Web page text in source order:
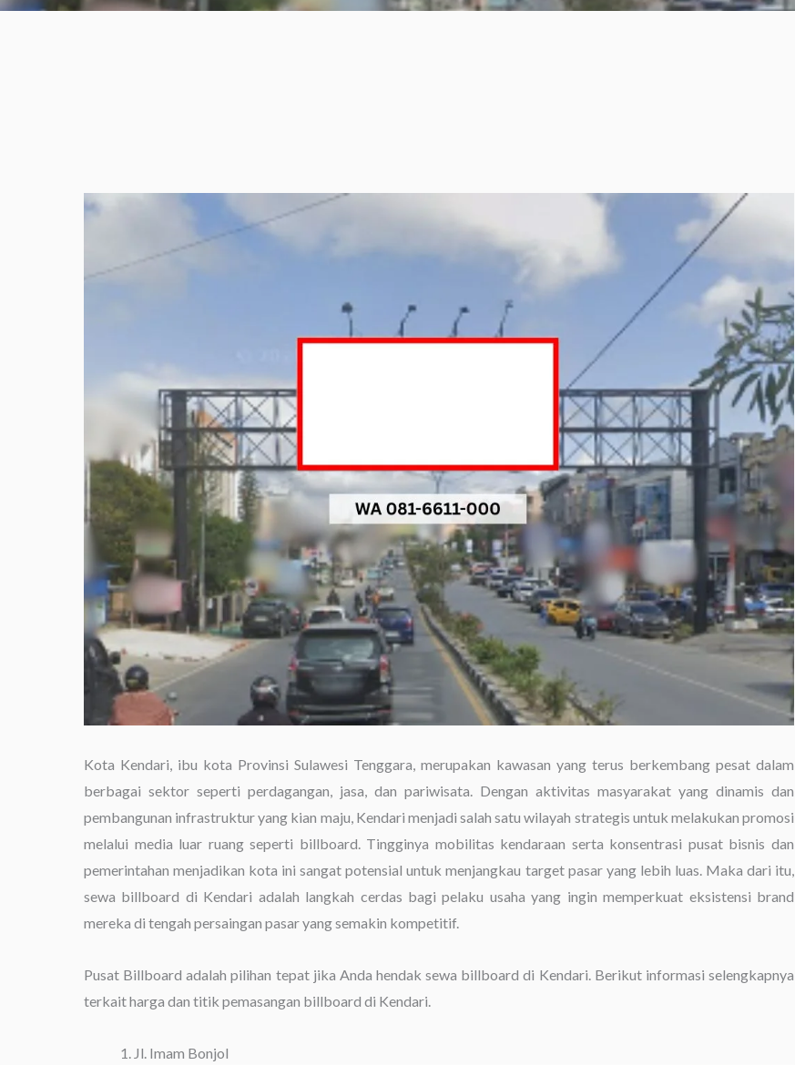
Kota Kendari, ibu kota Provinsi Sulawesi Tenggara, merupakan kawasan yang terus berkembang pesat dalam
berbagai sektor seperti perdagangan, jasa, dan pariwisata. Dengan aktivitas masyarakat yang dinamis dan
pembangunan infrastruktur yang kian maju, Kendari menjadi salah satu wilayah strategis untuk melakukan promosi
melalui media luar ruang seperti billboard. Tingginya mobilitas kendaraan serta konsentrasi pusat bisnis dan
pemerintahan menjadikan kota ini sangat potensial untuk menjangkau target pasar yang lebih luas. Maka dari itu,
sewa billboard di Kendari adalah langkah cerdas bagi pelaku usaha yang ingin memperkuat eksistensi brand
mereka di tengah persaingan pasar yang semakin kompetitif.
Pusat Billboard adalah pilihan tepat jika Anda hendak sewa billboard di Kendari. Berikut informasi selengkapnya
terkait harga dan titik pemasangan billboard di Kendari.
1. Jl. Imam Bonjol